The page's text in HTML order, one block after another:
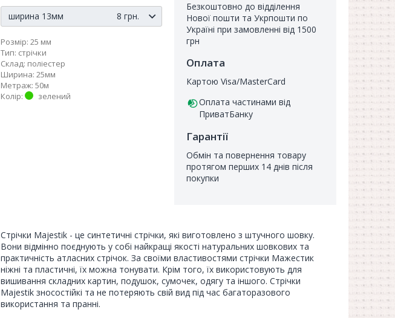
ширина 13мм 8 грн.
Розмір: 25 мм
Тип: стрічки
Склад: поліестер
Ширина: 25мм
Метраж: 50м
Колір: зелений
Безкоштовно до відділення
Нової пошти та Укрпошти по
Україні при замовленні від 1500
грн
Оплата
Картою Visa/MasterCard
Оплата частинами від
ПриватБанку
Гарантії
Обмін та повернення товару
протягом перших 14 днів після
покупки
Стрічки Majestik - це синтетичні стрічки, які виготовлено з штучного шовку.
Вони відмінно поєднують у собі найкращі якості натуральних шовкових та
практичність атласних стрічок. За своїми властивостями стрічки Мажестик
ніжні та пластичні, їх можна тонувати. Крім того, їх використовують для
вишивання складних картин, подушок, сумочек, одягу та іншого. Стрічки
Majestik зносостійкі та не потеряють свій вид під час багаторазового
використання та пранні.